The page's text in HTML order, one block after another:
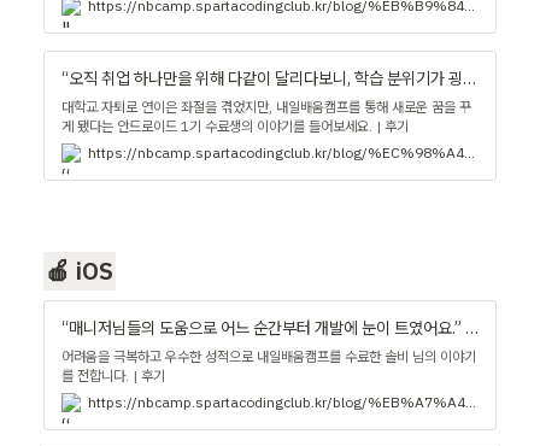
“오직 취업 하나만을 위해 다같이 달리다보니, 학습 분위기가 굉장히 좋았습니다.” - 내일배움캠프 블로그
대학교 자퇴로 연이은 좌절을 겪었지만, 내일배움캠프를 통해 새로운 꿈을 꾸
게 됐다는 안드로이드 1기 수료생의 이야기를 들어보세요. | 후기
🍎 iOS
“매니저님들의 도움으로 어느 순간부터 개발에 눈이 트였어요.” - 내일배움캠프 블로그
어려움을 극복하고 우수한 성적으로 내일배움캠프를 수료한 솔비 님의 이야기
를 전합니다. | 후기